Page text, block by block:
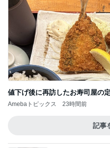
値下げ後に再訪したお寿司屋の
Amebaトピックス 23時間前
記事